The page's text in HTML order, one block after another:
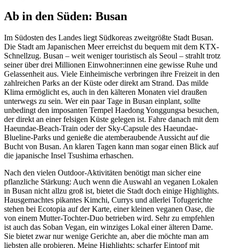
Ab in den Süden: Busan
Im Südosten des Landes liegt Südkoreas zweitgrößte Stadt Busan.
Die Stadt am Japanischen Meer erreichst du bequem mit dem KTX-
Schnellzug. Busan – weit weniger touristisch als Seoul – strahlt trotz
seiner über drei Millionen Einwohner:innen eine gewisse Ruhe und
Gelassenheit aus. Viele Einheimische verbringen ihre Freizeit in den
zahlreichen Parks an der Küste oder direkt am Strand. Das milde
Klima ermöglicht es, auch in den kälteren Monaten viel draußen
unterwegs zu sein. Wer ein paar Tage in Busan einplant, sollte
unbedingt den imposanten Tempel Haedong Yonggungsa besuchen,
der direkt an einer felsigen Küste gelegen ist. Fahre danach mit dem
Haeundae-Beach-Train oder der Sky-Capsule des Haeundae-
Blueline-Parks und genieße die atemberaubende Aussicht auf die
Bucht von Busan. An klaren Tagen kann man sogar einen Blick auf
die japanische Insel Tsushima erhaschen.
Nach den vielen Outdoor-Aktivitäten benötigt man sicher eine
pflanzliche Stärkung: Auch wenn die Auswahl an veganen Lokalen
in Busan nicht allzu groß ist, bietet die Stadt doch einige Highlights.
Hausgemachtes pikantes Kimchi, Currys und allerlei Tofugerichte
stehen bei Ecotopia auf der Karte, einer kleinen veganen Oase, die
von einem Mutter-Tochter-Duo betrieben wird. Sehr zu empfehlen
ist auch das Soban Vegan, ein winziges Lokal einer älteren Dame.
Sie bietet zwar nur wenige Gerichte an, aber die möchte man am
liebsten alle probieren. Meine Highlights: scharfer Eintopf mit